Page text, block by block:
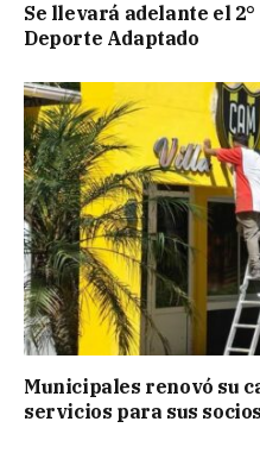
Se llevará adelante el
Deporte Adaptado
Municipales renovó su
servicios para sus socios